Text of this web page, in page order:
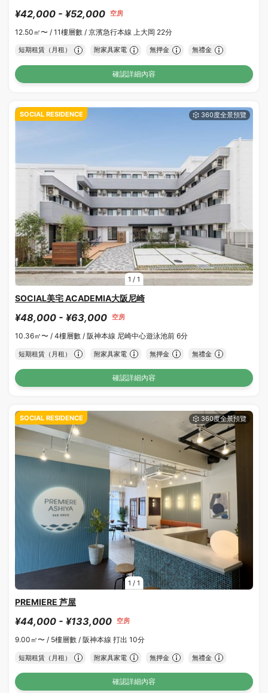
¥42,000 - ¥52,000 空房
12.50㎡〜 / 11樓層數 / 京濱急行本線 上大岡 22分
短期租賃（月租） 附家具家電 無押金 無禮金
確認詳細內容
1 / 1
SOCIAL RESIDENCE
SOCIAL美宅 ACADEMIA大阪尼崎
¥48,000 - ¥63,000 空房
10.36㎡〜 / 4樓層數 / 阪神本線 尼崎中心遊泳池前 6分
短期租賃（月租） 附家具家電 無押金 無禮金
確認詳細內容
1 / 1
SOCIAL RESIDENCE
PREMIERE 芦屋
¥44,000 - ¥133,000 空房
9.00㎡〜 / 5樓層數 / 阪神本線 打出 10分
短期租賃（月租） 附家具家電 無押金 無禮金
確認詳細內容